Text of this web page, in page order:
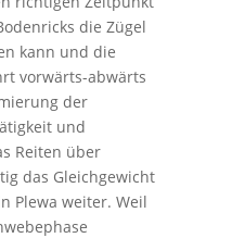
die Zügel
kann und die
vorwärts-abwärts
der
und
Reiten über
das Gleichgewicht
Plewa weiter. Weil